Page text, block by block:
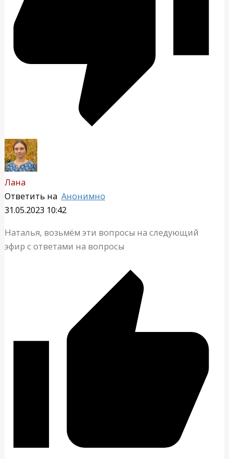
Лана
Ответить на Анонимно
31.05.2023 10:42
Наталья, возьмём эти вопросы на следующий
эфир с ответами на вопросы